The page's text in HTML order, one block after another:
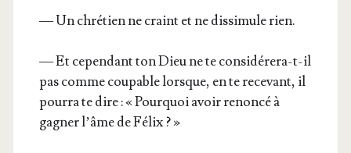
— Un chré­tien ne craint et ne dis­si­mule rien.
— Et cepen­dant ton Dieu ne te consi­dé­re­ra-t-il
pas comme cou­pable lorsque, en te rece­vant, il
pour­ra te dire : « Pour­quoi avoir renon­cé à
gagner l’âme de Félix ? »